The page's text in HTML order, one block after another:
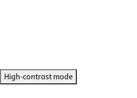
High-contrast mode